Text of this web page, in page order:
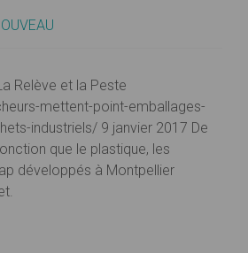
Relève et la Peste
mettent-point-emballages-
industriels/ 9 janvier 2017 De
que le plastique, les
développés à Montpellier